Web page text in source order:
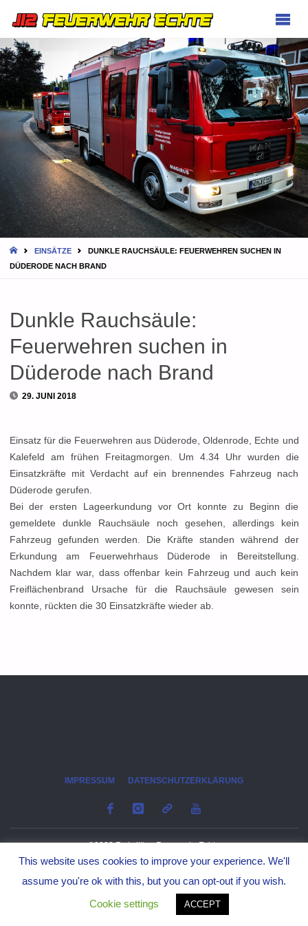
HOMEEINSÄTZE
DUNKLE RAUCHSÄULE: FEUERWEHREN SUCHEN IN
DÜDERODE NACH BRAND
Dunkle Rauchsäule:
Feuerwehren suchen in
Düderode nach Brand
29. JUNI 2018
Einsatz für die Feuerwehren aus Düderode, Oldenrode, Echte und
Kalefeld am frühen Freitagmorgen. Um 4.34 Uhr wurden die
Einsatzkräfte mit Verdacht auf ein brennendes Fahrzeug nach
Düderode gerufen.
Bei der ersten Lageerkundung vor Ort konnte zu Beginn die
gemeldete dunkle Rauchsäule noch gesehen, allerdings kein
Fahrzeug gefunden werden. Die Kräfte standen während der
Erkundung am Feuerwehrhaus Düderode in Bereitstellung.
Nachdem klar war, dass offenbar kein Fahrzeug und auch kein
Freiflächenbrand Ursache für die Rauchsäule gewesen sein
konnte, rückten die 30 Einsatzkräfte wieder ab.
IMPRESSUM DATENSCHUTZERKLÄRUNG
©2023 Freiwillige Feuerwehr Echte
This website uses cookies to improve your experience. We'll
assume you're ok with this, but you can opt-out if you wish.
Cookie settings
ACCEPT